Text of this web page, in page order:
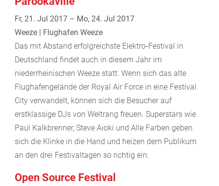
Fr, 21. Jul 2017 – Mo, 24. Jul 2017
Weeze | Flughafen Weeze
Das mit Abstand erfolgreichste Elektro-Festival in
Deutschland findet auch in diesem Jahr im
niederrheinischen Weeze statt. Wenn sich das alte
Flughafengelände der Royal Air Force in eine Festival
City verwandelt, können sich die Besucher auf
erstklassige DJs von Weltrang freuen. Superstars wie
Paul Kalkbrenner, Steve Aioki und Alle Farben geben
sich die Klinke in die Hand und heizen dem Publikum
an den drei Festivaltagen so richtig ein.
Open Source Festival